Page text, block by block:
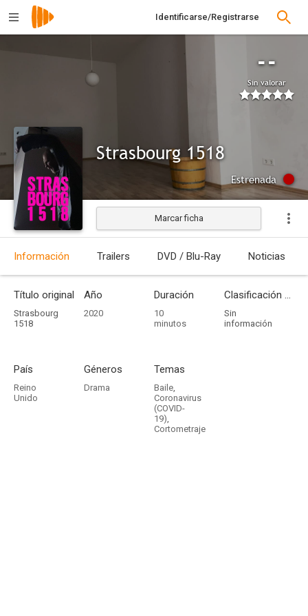
Identificarse/Registrarse
--
Sin valorar
Strasbourg 1518
Estrenada
Marcar ficha
Información Trailers DVD / Blu-Ray Noticias
Título original
Strasbourg
1518
Año
2020
Duración
10
minutos
Clasificación por edades
Sin
información
País
Reino
Unido
Géneros
Drama
Temas
Baile,
Coronavirus
(COVID-
19),
Cortometraje